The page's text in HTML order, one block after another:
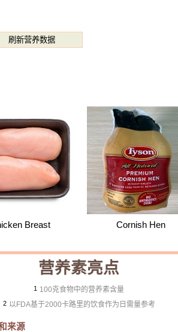
刷新营养数据
Breast Cornish Hen
营养素亮点
1 100克食物中的营养素含量
2 以FDA基于2000卡路里的饮食作为日需量参考
来源